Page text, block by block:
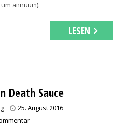
annuum).
LESEN
Death Sauce
25. August 2016